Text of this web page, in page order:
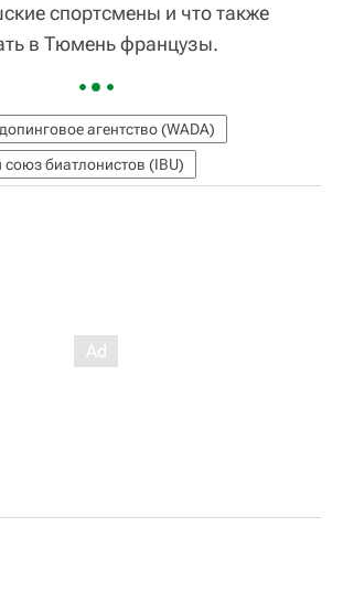
спортсмены и что также
в Тюмень французы.
агентство (WADA)
биатлонистов (IBU)